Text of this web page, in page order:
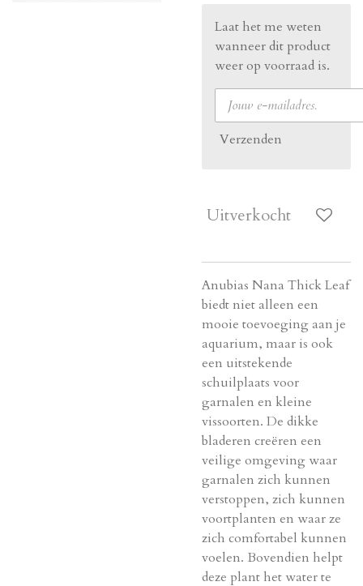
Laat het me weten
wanneer dit product
weer op voorraad is.
Verzenden
Uitverkocht
Anubias Nana Thick Leaf
biedt niet alleen een
mooie toevoeging aan je
aquarium, maar is ook
een uitstekende
schuilplaats voor
garnalen en kleine
vissoorten. De dikke
bladeren creëren een
veilige omgeving waar
garnalen zich kunnen
verstoppen, zich kunnen
voortplanten en waar ze
zich comfortabel kunnen
voelen. Bovendien helpt
deze plant het water te